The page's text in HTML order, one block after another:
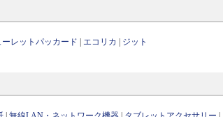
ーレットパッカード エコリカ ジット